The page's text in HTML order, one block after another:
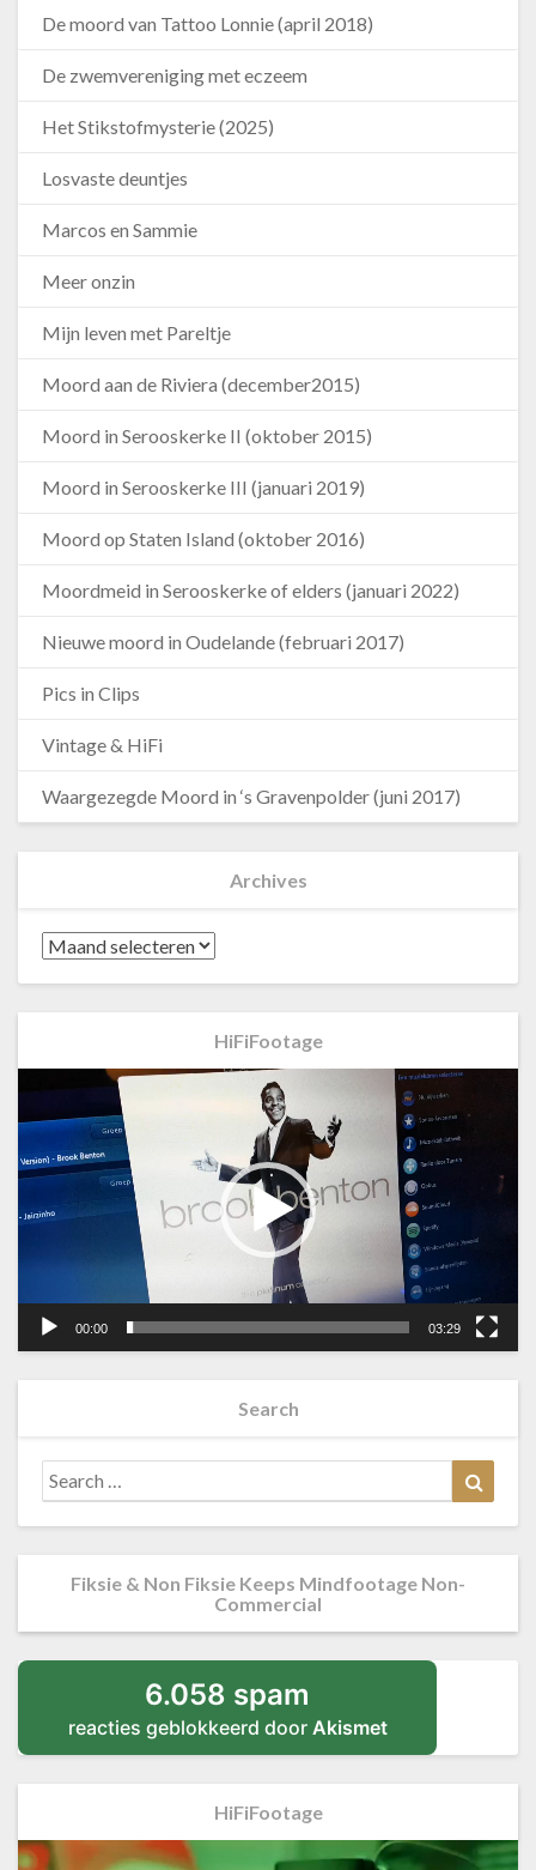
De moord van Tattoo Lonnie (april 2018)
De zwemvereniging met eczeem
Het Stikstofmysterie (2025)
Losvaste deuntjes
Marcos en Sammie
Meer onzin
Mijn leven met Pareltje
Moord aan de Riviera (december2015)
Moord in Serooskerke II (oktober 2015)
Moord in Serooskerke III (januari 2019)
Moord op Staten Island (oktober 2016)
Moordmeid in Serooskerke of elders (januari 2022)
Nieuwe moord in Oudelande (februari 2017)
Pics in Clips
Vintage & HiFi
Waargezegde Moord in ‘s Gravenpolder (juni 2017)
Archives
HiFiFootage
Videospeler
00:00 03:29
Search
Search
for:
Fiksie & Non Fiksie Keeps Mindfootage Non-
Commercial
6.058 spam
reacties geblokkeerd door Akismet
HiFiFootage
Videospeler